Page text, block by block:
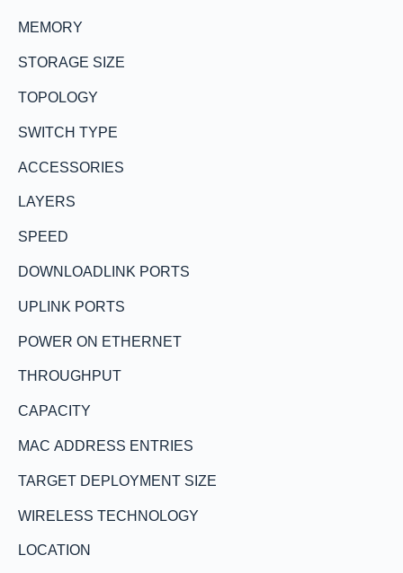
MEMORY
STORAGE SIZE
TOPOLOGY
SWITCH TYPE
ACCESSORIES
LAYERS
SPEED
DOWNLOADLINK PORTS
UPLINK PORTS
POWER ON ETHERNET
THROUGHPUT
CAPACITY
MAC ADDRESS ENTRIES
TARGET DEPLOYMENT SIZE
WIRELESS TECHNOLOGY
LOCATION